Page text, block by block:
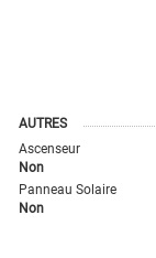
AUTRES
Ascenseur
Non
Panneau Solaire
Non